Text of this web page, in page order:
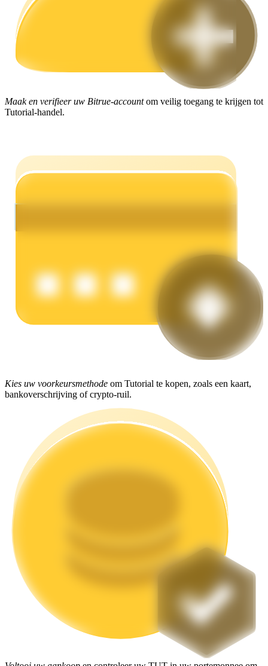
Leer hoe u winstgevend kunt blijven
Macht varkentje
Verdien dagelijks competitieve beloningen
Hoog rendement en directe toegang
Flexibel staken om populaire tokens te verdienen.
Maak en verifieer uw Bitrue-accountom veilig toegang te krijgen tot
Tutorial-handel.
Kies uw voorkeursmethode om Tutorial te kopen, zoals een kaart,
bankoverschrijving of crypto-ruil.